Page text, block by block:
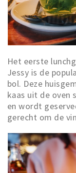
Het eerste
Jessy is de
bol. Deze
kaas uit de oven
en wordt
gerecht om de